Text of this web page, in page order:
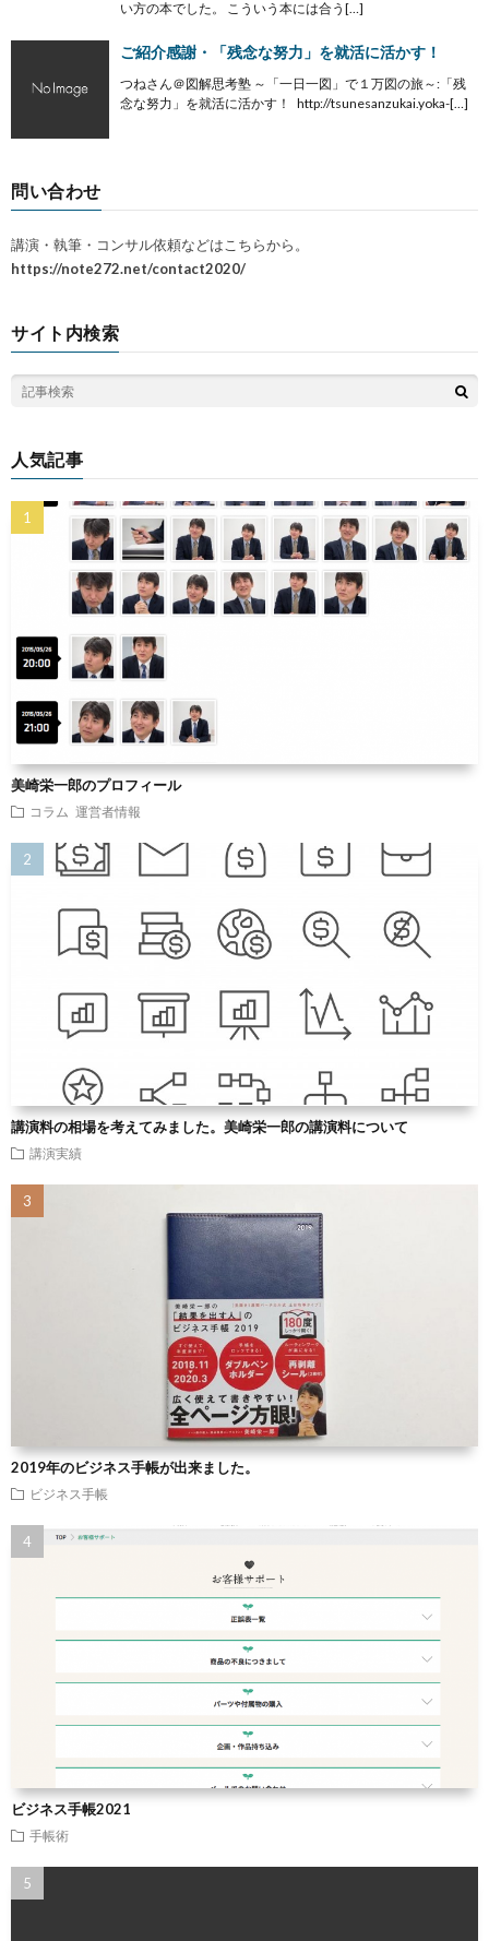
い方の本でした。 こういう本には合う[…]
ご紹介感謝・「残念な努力」を就活に活かす！
つねさん＠図解思考塾 ～「一日一図」で１万図の旅～:「残
念な努力」を就活に活かす！ http://tsunesanzukai.yoka-[…]
問い合わせ
講演・執筆・コンサル依頼などはこちらから。
https://note272.net/contact2020/
サイト内検索
人気記事
美崎栄一郎のプロフィール
コラム 運営者情報
講演料の相場を考えてみました。美崎栄一郎の講演料について
講演実績
2019年のビジネス手帳が出来ました。
ビジネス手帳
ビジネス手帳2021
手帳術